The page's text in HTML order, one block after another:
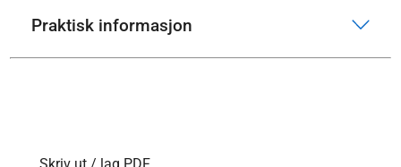
Praktisk informasjon